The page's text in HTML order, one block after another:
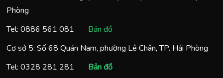
Phòng
Tel: 0886 561 081
Bản đồ
Cơ sở 5: Số 68 Quán Nam, phường Lê Chân, TP. Hải Phòng
Tel: 0328 281 281
Bản đồ